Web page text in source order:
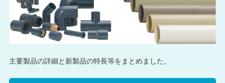
主要製品の詳細と新製品の特長等をまとめました。